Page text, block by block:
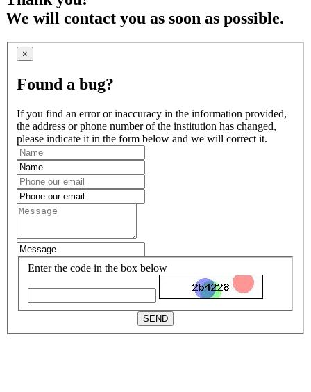
We will contact you as soon as possible.
×
Found a bug?
If you find an error or inaccuracy in the information provided,
the address or phone number of the institution has changed,
please indicate it in the form below and we will correct it.
Enter the code in the box below
SEND